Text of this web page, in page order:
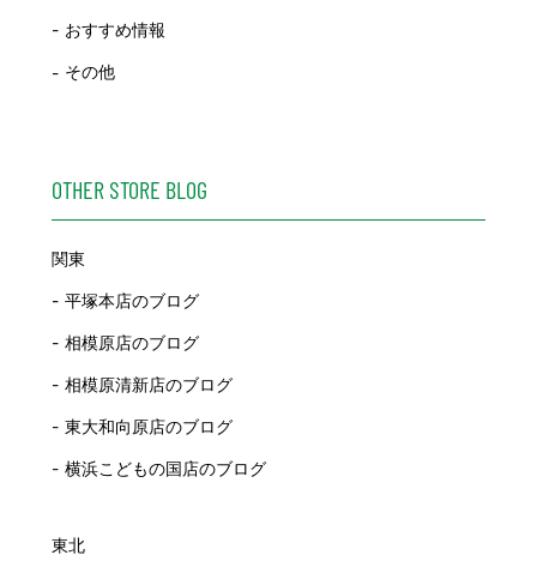
おすすめ情報
その他
OTHER STORE BLOG
関東
平塚本店のブログ
相模原店のブログ
相模原清新店のブログ
東大和向原店のブログ
横浜こどもの国店のブログ
東北